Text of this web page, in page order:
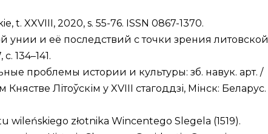
t. XXVIII, 2020, s. 55-76. ISSN 0867-1370.
и её последствий с точки зрения литовской
134–141.
проблемы истории и культуры: зб. навук. арт. /
Літоўскім у XVIII стагоддзі, Мінск: Беларус.
złotnika Wincentego Slegela (1519).